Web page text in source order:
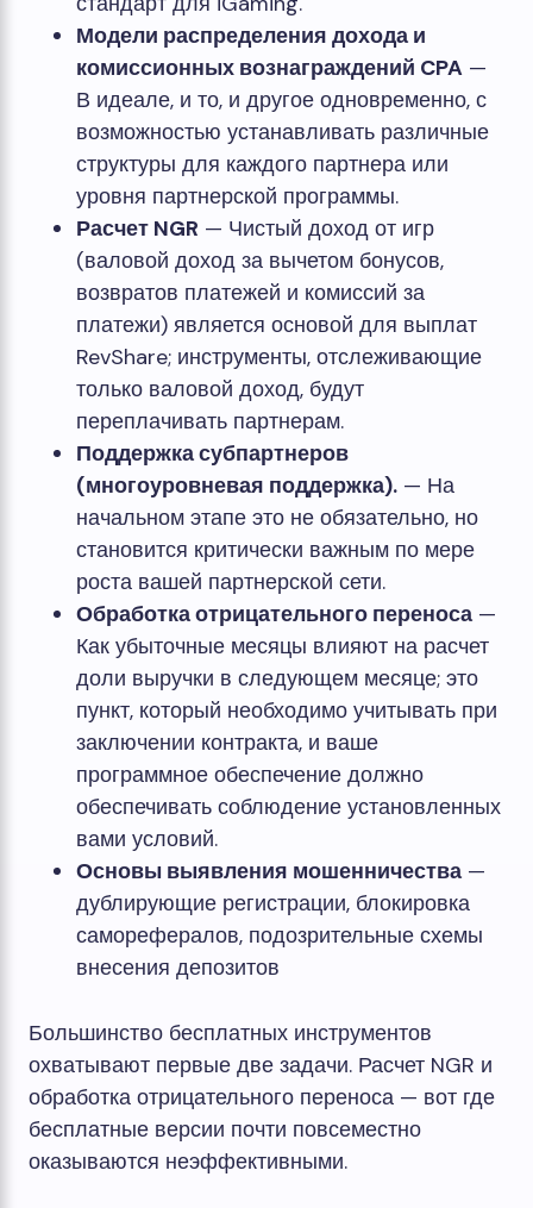
Модели распределения дохода и
комиссионных вознаграждений CPA —
В идеале, и то, и другое одновременно, с
возможностью устанавливать различные
структуры для каждого партнера или
уровня партнерской программы.
Расчет NGR — Чистый доход от игр
(валовой доход за вычетом бонусов,
возвратов платежей и комиссий за
платежи) является основой для выплат
RevShare; инструменты, отслеживающие
только валовой доход, будут
переплачивать партнерам.
Поддержка субпартнеров
(многоуровневая поддержка). — На
начальном этапе это не обязательно, но
становится критически важным по мере
роста вашей партнерской сети.
Обработка отрицательного переноса —
Как убыточные месяцы влияют на расчет
доли выручки в следующем месяце; это
пункт, который необходимо учитывать при
заключении контракта, и ваше
программное обеспечение должно
обеспечивать соблюдение установленных
вами условий.
Основы выявления мошенничества —
дублирующие регистрации, блокировка
саморефералов, подозрительные схемы
внесения депозитов
Большинство бесплатных инструментов
охватывают первые две задачи. Расчет NGR и
обработка отрицательного переноса — вот где
бесплатные версии почти повсеместно
оказываются неэффективными.